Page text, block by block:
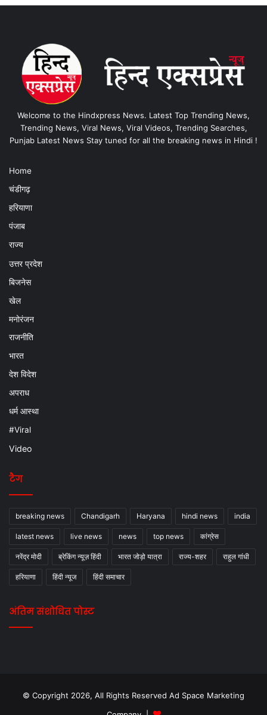
Welcome to the Hindxpress News. Latest Top Trending News,
Trending News, Viral News, Viral Videos, Trending Searches,
Punjab Latest News Stay tuned for all the breaking news in Hindi !
Home
चंडीगढ़
हरियाणा
पंजाब
राज्य
उत्तर प्रदेश
बिजनेस
खेल
मनोरंजन
राजनीति
भारत
देश विदेश
अपराध
धर्म आस्था
#Viral
Video
टैग
breaking news Chandigarh Haryana hindi news india
latest news live news news top news कांग्रेस
नरेंद्र मोदी ब्रेकिंग न्यूज़ हिंदी भारत जोड़ो यात्रा राज्य-शहर राहुल गांधी
हरियाणा हिंदी न्यूज हिंदी समाचार
अंतिम संशोधित पोस्ट
© Copyright 2026, All Rights Reserved Ad Space Marketing